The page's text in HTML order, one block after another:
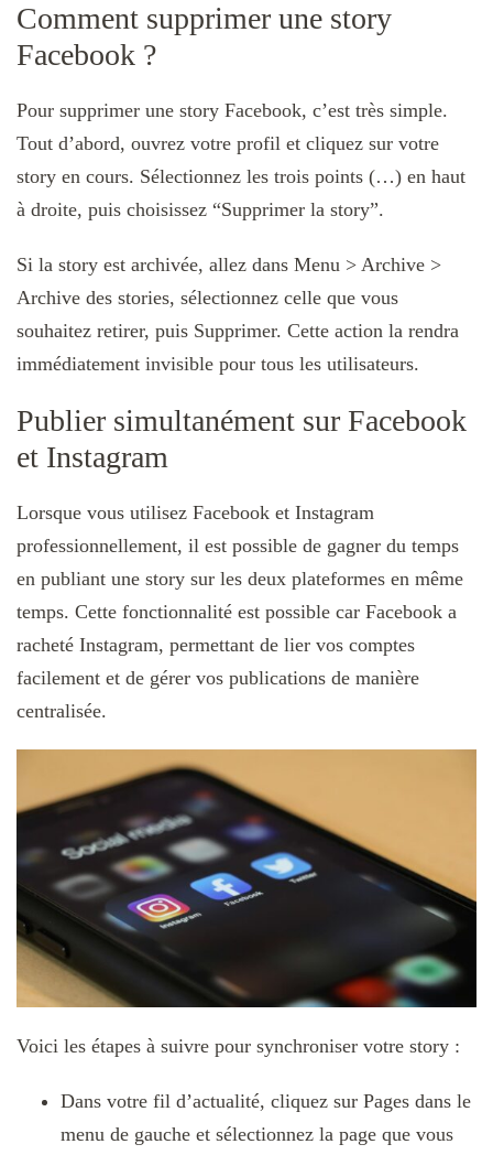
Comment supprimer une story
Facebook ?
Pour supprimer une story Facebook, c’est très simple.
Tout d’abord, ouvrez votre profil et cliquez sur votre
story en cours. Sélectionnez les trois points (…) en haut
à droite, puis choisissez “Supprimer la story”.
Si la story est archivée, allez dans Menu > Archive >
Archive des stories, sélectionnez celle que vous
souhaitez retirer, puis Supprimer. Cette action la rendra
immédiatement invisible pour tous les utilisateurs.
Publier simultanément sur Facebook
et Instagram
Lorsque vous utilisez Facebook et Instagram
professionnellement, il est possible de gagner du temps
en publiant une story sur les deux plateformes en même
temps. Cette fonctionnalité est possible car Facebook a
racheté Instagram, permettant de lier vos comptes
facilement et de gérer vos publications de manière
centralisée.
Voici les étapes à suivre pour synchroniser votre story :
Dans votre fil d’actualité, cliquez sur Pages dans le
menu de gauche et sélectionnez la page que vous